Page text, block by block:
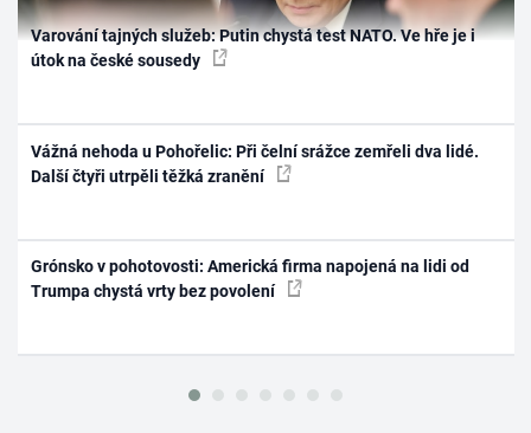
Varování tajných služeb: Putin chystá test NATO. Ve hře je i
útok na české sousedy
Vážná nehoda u Pohořelic: Při čelní srážce zemřeli dva lidé.
Další čtyři utrpěli těžká zranění
Grónsko v pohotovosti: Americká firma napojená na lidi od
Trumpa chystá vrty bez povolení